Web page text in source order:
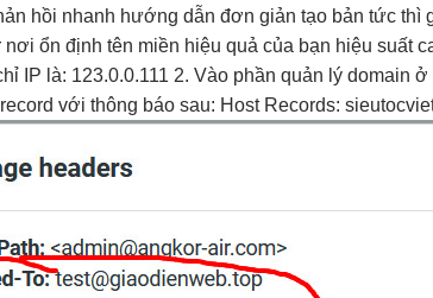
hồi nhanh hướng dẫnđơn giản tạo bảntức thì
nơiổn định tên miền hiệu quả của bạn hiệu suất
IP là: 123.0.0.111 2. Vào phần quản lý domain
với thông báo sau: Host Records: